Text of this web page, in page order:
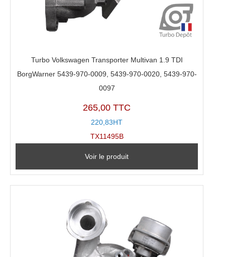
Turbo Volkswagen Transporter Multivan 1.9 TDI
BorgWarner 5439-970-0009, 5439-970-0020, 5439-970-
0097
265,00 TTC
220,83HT
TX11495B
Voir le produit